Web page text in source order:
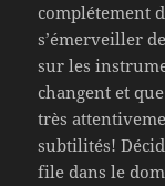
complétement
s’émerveiller
sur les
changent et
très
subtilités!
file dans le